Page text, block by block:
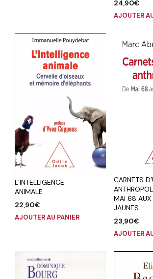
24,90€
AJOUTER
L’INTELLIGENCE
ANIMALE
22,90€
AJOUTER AU PANIER
CARNETS
MAI 68 AUX
JAUNES
23,90€
AJOUTER